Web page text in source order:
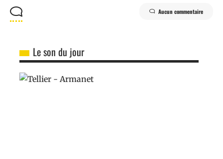
Aucun commentaire
Le son du jour